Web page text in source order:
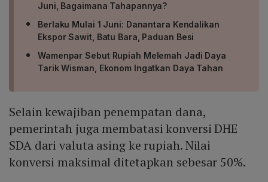
Juni, Bagaimana Tahapannya?
Berlaku Mulai 1 Juni: Danantara Kendalikan
Ekspor Sawit, Batu Bara, Paduan Besi
Wamenpar Sebut Rupiah Melemah Jadi Daya
Tarik Wisman, Ekonom Ingatkan Daya Tahan
Selain kewajiban penempatan dana,
pemerintah juga membatasi konversi DHE
SDA dari valuta asing ke rupiah. Nilai
konversi maksimal ditetapkan sebesar 50%.